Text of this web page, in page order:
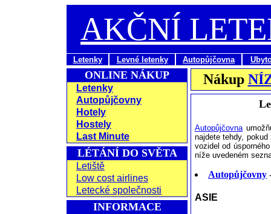
AKČNÍ
Letenky Levné letenky Autopůjčovna
ONLINE NÁKUP
Letenky
Autopůjčovny
Hotely
Hostely
Last Minute
LÉTÁNÍ DO SVĚTA
Letiště
Low cost airlines
Letecké společnosti
INFORMACE
Nákup
Autopůjčovna
najdete tehdy,
vozidel od
níže uvedeném
Autopůjčovny
ASIE